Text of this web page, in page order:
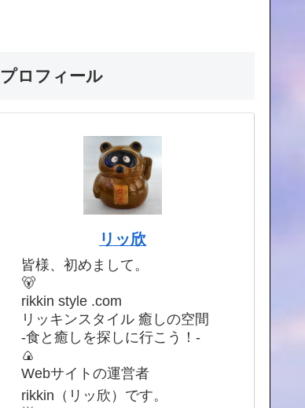
プロフィール
リッ欣
皆様、初めまして。
🐻
rikkin style .com
リッキンスタイル 癒しの空間
-食と癒しを探しに行こう！-
🍙
Webサイトの運営者
rikkin（リッ欣）です。